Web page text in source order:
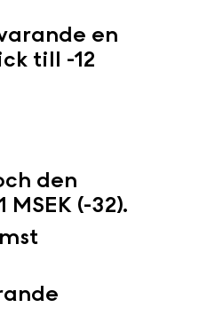
en
till -12
den
(-32).